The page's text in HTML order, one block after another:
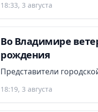
18:33, 3 августа
Во Владимире
рождения
Представители
18:19, 3 августа